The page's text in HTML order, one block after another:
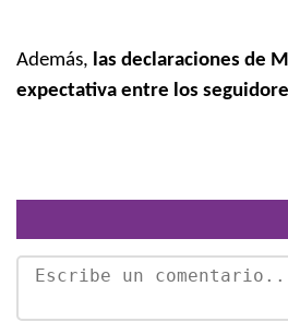
Además, las declaraciones de
expectativa entre los